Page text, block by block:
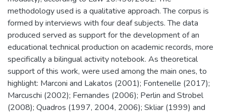
methodology used is a qualitative approach. The corpus is
formed by interviews with four deaf subjects. The data
produced served as support for the development of an
educational technical production on academic records, more
specifically a bilingual activity notebook. As theoretical
support of this work, were used among the main ones, to
highlight: Marconi and Lakatos (2001); Fontenelle (2017);
Marcuschi (2002); Fernandes (2006); Perlin and Strobel
(2008); Quadros (1997, 2004, 2006); Skliar (1999) and